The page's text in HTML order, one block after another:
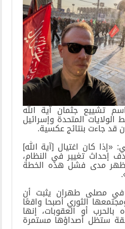
تشييع جثمان آية الله
المتحدة وإسرائيل
قد جاءت بنتائج عكسية.
«إذا كان اغتيال [آية الله]
إحداث تغيير في النظام،
مدى فشل هذه الخطة
مصلى طهران يثبت أن
الثوري أصبحا واقعًا
أو العقوبات، إنها
ستظل أصداؤها مستمرة